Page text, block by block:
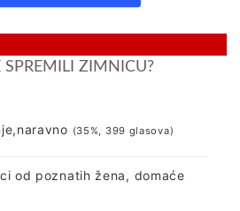
SPREMILI ZIMNICU?
(35%, 399 glasova)
od poznatih žena, domaće